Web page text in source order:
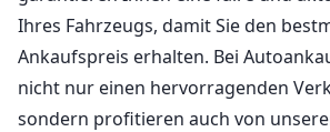
Ihres Fahrzeugs, damit Sie den
Ankaufspreis erhalten. Bei
nicht nur einen hervorragenden
sondern profitieren auch von